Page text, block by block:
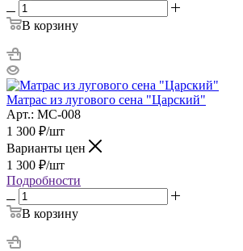
В корзину
Матрас из лугового сена "Царский"
Арт.: МС-008
1 300 ₽/шт
Варианты цен
1 300 ₽/шт
Подробности
В корзину